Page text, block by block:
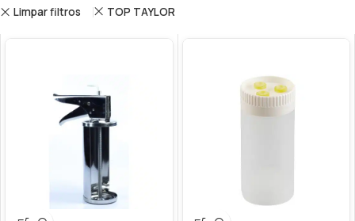
Limpar filtros TOP TAYLOR